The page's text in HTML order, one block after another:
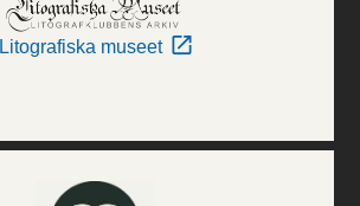
Litografiska museet